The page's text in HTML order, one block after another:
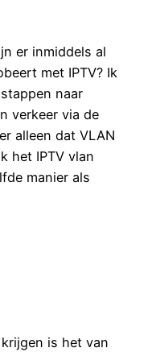
er inmiddels al
met IPTV? Ik
naar
verkeer via de
alleen dat VLAN
het IPTV vlan
manier als
is het van